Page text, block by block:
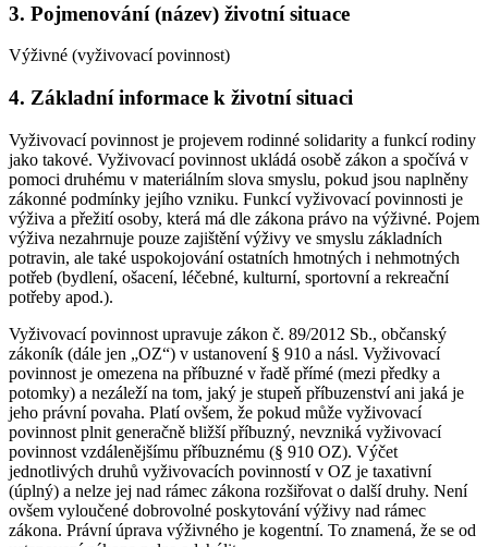
3. Pojmenování (název) životní situace
Výživné (vyživovací povinnost)
4. Základní informace k životní situaci
Vyživovací povinnost je projevem rodinné solidarity a funkcí rodiny
jako takové. Vyživovací povinnost ukládá osobě zákon a spočívá v
pomoci druhému v materiálním slova smyslu, pokud jsou naplněny
zákonné podmínky jejího vzniku. Funkcí vyživovací povinnosti je
výživa a přežití osoby, která má dle zákona právo na výživné. Pojem
výživa nezahrnuje pouze zajištění výživy ve smyslu základních
potravin, ale také uspokojování ostatních hmotných i nehmotných
potřeb (bydlení, ošacení, léčebné, kulturní, sportovní a rekreační
potřeby apod.).
Vyživovací povinnost upravuje zákon č. 89/2012 Sb., občanský
zákoník (dále jen „OZ“) v ustanovení § 910 a násl. Vyživovací
povinnost je omezena na příbuzné v řadě přímé (mezi předky a
potomky) a nezáleží na tom, jaký je stupeň příbuzenství ani jaká je
jeho právní povaha. Platí ovšem, že pokud může vyživovací
povinnost plnit generačně bližší příbuzný, nevzniká vyživovací
povinnost vzdálenějšímu příbuznému (§ 910 OZ). Výčet
jednotlivých druhů vyživovacích povinností v OZ je taxativní
(úplný) a nelze jej nad rámec zákona rozšiřovat o další druhy. Není
ovšem vyloučené dobrovolné poskytování výživy nad rámec
zákona. Právní úprava výživného je kogentní. To znamená, že se od